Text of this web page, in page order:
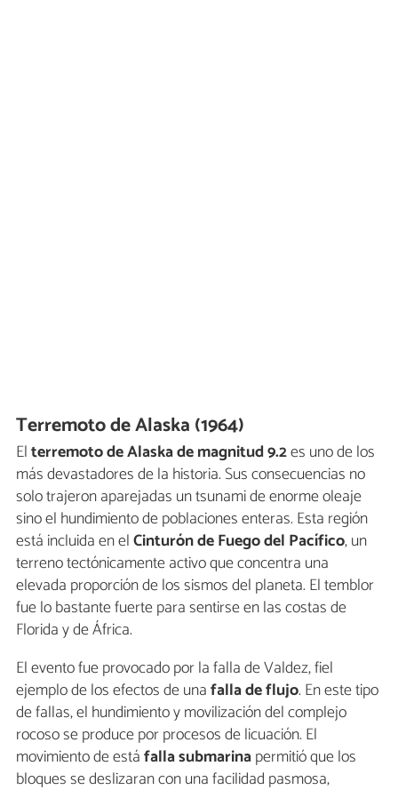
Terremoto de Alaska (1964)
Elterremoto de Alaska de magnitud 9.2es uno de los
más devastadores de la historia. Sus consecuencias no
solo trajeron aparejadas un tsunami de enorme oleaje
sino el hundimiento de poblaciones enteras. Esta región
está incluida en elCinturón de Fuego del Pacífico, un
terreno tectónicamente activo que concentra una
elevada proporción de los sismos del planeta. El temblor
fue lo bastante fuerte para sentirse en las costas de
Florida y de África.
El evento fue provocado por la falla de Valdez, fiel
ejemplo de los efectos de unafalla de flujo. En este tipo
de fallas, el hundimiento y movilización del complejo
rocoso se produce por procesos de licuación. El
movimiento de estáfalla submarinapermitió que los
bloques se deslizaran con una facilidad pasmosa,